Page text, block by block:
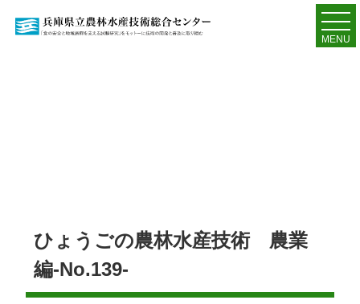
MENU
ひょうごの農林水産技術 農業
編-No.139-